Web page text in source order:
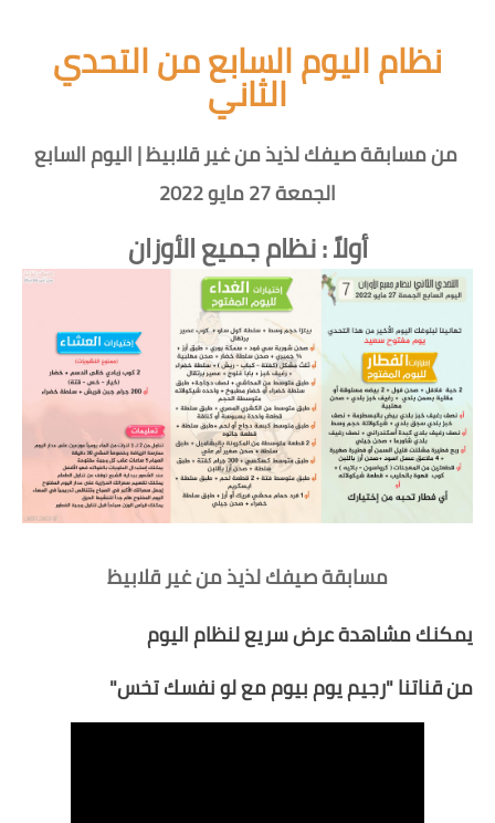
نظام اليوم السابع من التحدي
الثاني
من مسابقة صيفك لذيذ من غير قلابيظ | اليوم السابع
الجمعة 27 مايو 2022
أولاً : نظام جميع الأوزان
مسابقة صيفك لذيذ من غير قلابيظ
يمكنك مشاهدة عرض سريع لنظام اليوم
من قناتنا "رجيم يوم بيوم مع لو نفسك تخس"